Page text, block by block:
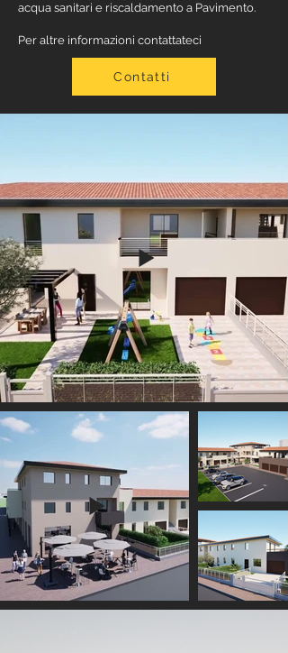
acqua sanitari e riscaldamento a Pavimento.
Per altre informazioni contattateci
Contatti